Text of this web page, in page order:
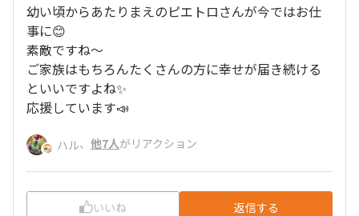
幼い頃からあたりまえのピエトロさんが今ではお仕
事に😊
素敵ですね〜
ご家族はもちろんたくさんの方に幸せが届き続ける
といいですよね✨
応援しています📣
ハル、 他7人がリアクション
いいね 返信する